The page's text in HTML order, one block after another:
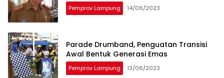
Pemprov Lampung 14/06/2023
Parade Drumband, Penguatan Transisi
Awal Bentuk Generasi Emas
Pemprov Lampung 13/06/2023